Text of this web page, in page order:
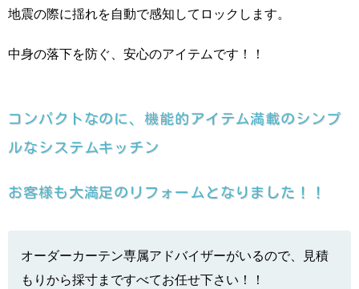
地震の際に揺れを自動で感知してロックします。
中身の落下を防ぐ、安心のアイテムです！！
コンパクトなのに、機能的アイテム満載のシンプ
ルなシステムキッチン
お客様も大満足のリフォームとなりました！！
オーダーカーテン専属アドバイザーがいるので、見積
もりから採寸まですべてお任せ下さい！！